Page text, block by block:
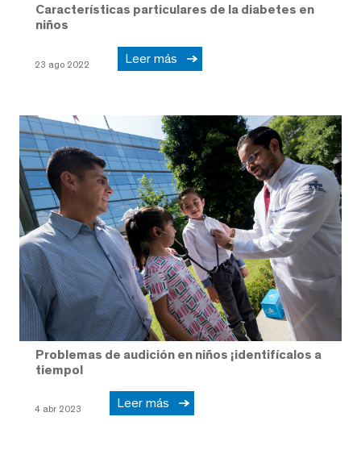
Características particulares de la diabetes en
niños
23 ago 2022 Leer más
Problemas de audición en niños ¡identifícalos a
tiempo!
4 abr 2023 Leer más